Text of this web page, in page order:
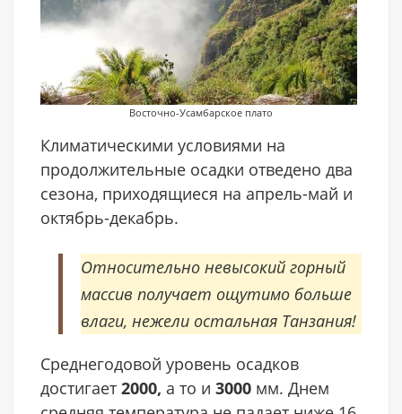
Восточно-Усамбарское плато
Климатическими условиями на
продолжительные осадки отведено два
сезона, приходящиеся на апрель-май и
октябрь-декабрь.
Относительно невысокий горный
массив получает ощутимо больше
влаги, нежели остальная Танзания!
Среднегодовой уровень осадков
достигает 2000, а то и 3000 мм. Днем